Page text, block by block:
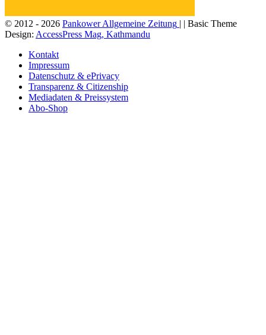
© 2012 - 2026 Pankower Allgemeine Zeitung | | Basic Theme
Design: AccessPress Mag, Kathmandu
Kontakt
Impressum
Datenschutz & ePrivacy
Transparenz & Citizenship
Mediadaten & Preissystem
Abo-Shop